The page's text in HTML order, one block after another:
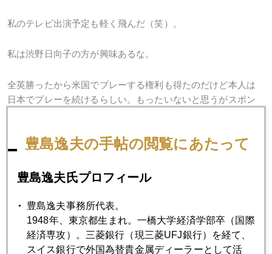
私のテレビ出演予定も軽く飛んだ（笑）。
私は渋野日向子の方が興味あるな。
全英勝ったから米国でプレーする権利も得たのだけど本人は
日本でプレーを続けるらしい。もったいないと思うがスポン
とにかく進次郎・クリステルも暗い話題ではないが、渋野の
出来るものではない。彼女に注目して一早くスポンサーにな
勿論金１５００ドルも明るい話題だが（笑）、高値圏で実需
は閑散、完全に先物主導だから（先物買いポジションも膨
豊島逸夫の手帖の閲覧にあたって
豊島逸夫氏プロフィール
豊島逸夫事務所代表。
1948年、東京都生まれ。一橋大学経済学部卒（国際
経済専攻）。三菱銀行（現三菱UFJ銀行）を経て、
スイス銀行で外国為替貴金属ディーラーとして活